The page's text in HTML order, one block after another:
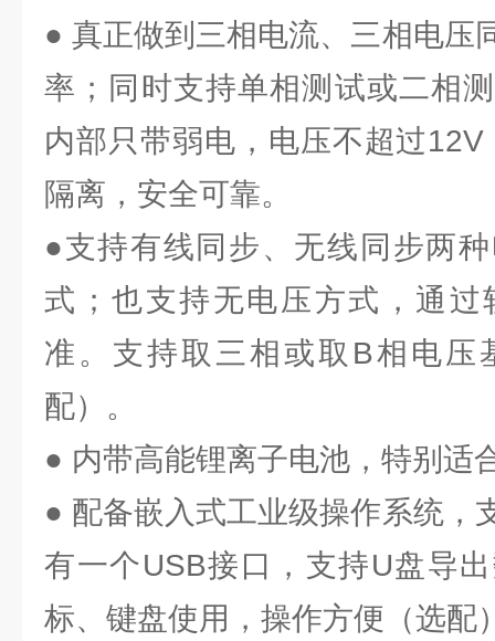
● 真正做到三相电流、三相电压
率；同时支持单相测试或二相
内部只带弱电，电压不超过
隔离，安全可靠。
●支持有线同步、无线同步两
式；也支持无电压方式，通
准。支持取三相或取B相电压
配）。
● 内带高能锂离子电池，特别适
● 配备嵌入式工业级操作系统，
有一个USB接口，支持U盘导
标、键盘使用，操作方便（选配